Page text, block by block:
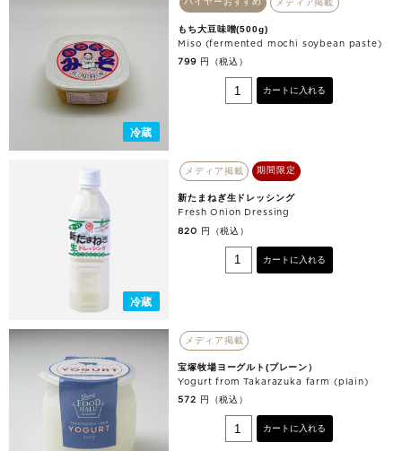
冷蔵
メディア掲載
もち大豆味噌(500g)
Miso (fermented mochi soybean paste)
799 円（税込）
カートに入れる
冷蔵
メディア掲載 期間限定
新たまねぎ生ドレッシング
Fresh Onion Dressing
820 円（税込）
カートに入れる
メディア掲載
宝塚牧場ヨーグルト(プレーン）
Yogurt from Takarazuka farm (plain)
572 円（税込）
カートに入れる